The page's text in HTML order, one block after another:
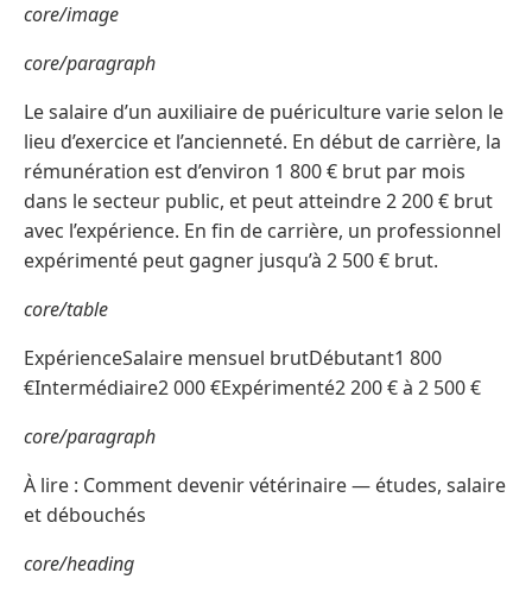
core/image
core/paragraph
Le salaire d’un auxiliaire de puériculture varie selon le
lieu d’exercice et l’ancienneté. En début de carrière, la
rémunération est d’environ 1 800 € brut par mois
dans le secteur public, et peut atteindre 2 200 € brut
avec l’expérience. En fin de carrière, un professionnel
expérimenté peut gagner jusqu’à 2 500 € brut.
core/table
ExpérienceSalaire mensuel brutDébutant1 800
€Intermédiaire2 000 €Expérimenté2 200 € à 2 500 €
core/paragraph
À lire : Comment devenir vétérinaire — études, salaire
et débouchés
core/heading